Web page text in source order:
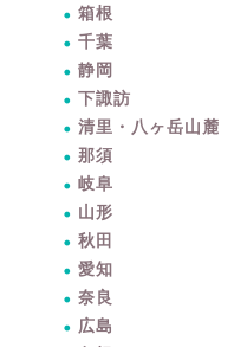
箱根
千葉
静岡
下諏訪
清里・八ヶ岳山麓
那須
岐阜
山形
秋田
愛知
奈良
広島